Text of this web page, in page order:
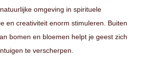
omgeving in spirituele
en creativiteit enorm stimuleren. Buiten
bomen en bloemen helpt je geest zich
te verscherpen.